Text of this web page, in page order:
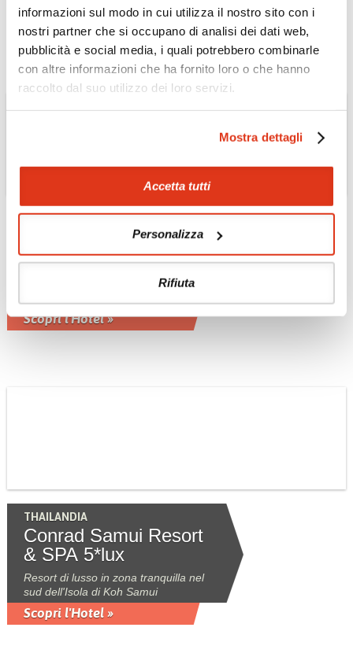
informazioni sul modo in cui utilizza il nostro sito con i
nostri partner che si occupano di analisi dei dati web,
pubblicità e social media, i quali potrebbero combinarle
con altre informazioni che ha fornito loro o che hanno
raccolto dal suo utilizzo dei loro servizi.
Mostra dettagli
Accetta tutti
Personalizza
Rifiuta
Scopri l'Hotel »
Club Paradise 4*
Immerso nella straordinaria natura
Scopri l'Hotel »
THAILANDIA
Conrad Samui Resort
& SPA 5*lux
Resort di lusso in zona tranquilla nel
sud dell'Isola di Koh Samui
Scopri l'Hotel »